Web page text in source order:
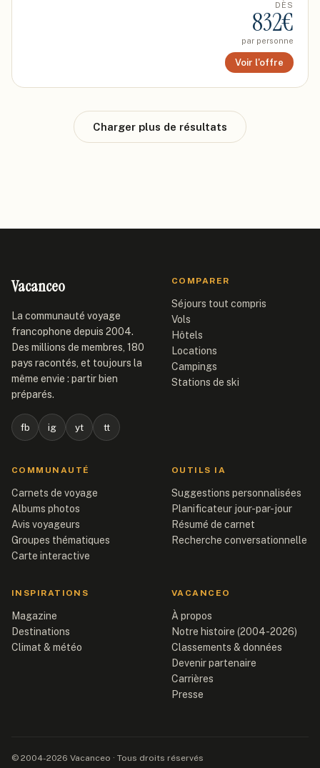
DÈS
832€
par personne
Voir l'offre
Charger plus de résultats
Vacanceo
La communauté voyage
francophone depuis 2004.
Des millions de membres, 180
pays racontés, et toujours la
même envie : partir bien
préparés.
fb ig yt tt
COMPARER
Séjours tout compris
Vols
Hôtels
Locations
Campings
Stations de ski
COMMUNAUTÉ
Carnets de voyage
Albums photos
Avis voyageurs
Groupes thématiques
Carte interactive
OUTILS IA
Suggestions personnalisées
Planificateur jour-par-jour
Résumé de carnet
Recherche conversationnelle
INSPIRATIONS
Magazine
Destinations
Climat & météo
VACANCEO
À propos
Notre histoire (2004-2026)
Classements & données
Devenir partenaire
Carrières
Presse
© 2004-2026 Vacanceo · Tous droits réservés